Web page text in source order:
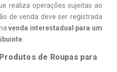
realiza operações sujeitas ao
de venda deve ser registrada
venda interestadual para um
de Roupas para